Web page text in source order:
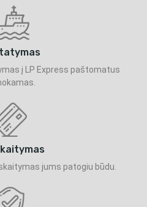
į LP Express paštomatus
jums patogiu būdu.